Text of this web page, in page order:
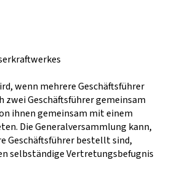
wenn mehrere Geschäftsführer
zwei Geschäftsführer gemeinsam
ihnen gemeinsam mit einem
Die Generalversammlung kann,
Geschäftsführer bestellt sind,
selbständige Vertretungsbefugnis